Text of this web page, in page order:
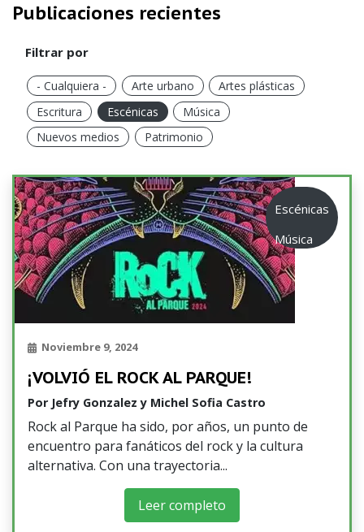
Publicaciones recientes
Filtrar por
- Cualquiera - Arte urbano
Artes plásticas
Escritura
Escénicas
Música
Nuevos medios
Patrimonio
Escénicas
Música
Noviembre 9, 2024
¡VOLVIÓ EL ROCK AL PARQUE!
Por Jefry Gonzalez y Michel Sofia Castro
Rock al Parque ha sido, por años, un punto de
encuentro para fanáticos del rock y la cultura
alternativa. Con una trayectoria
Leer completo